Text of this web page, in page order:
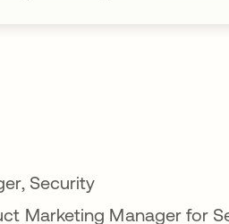
Security
Marketing Manager for